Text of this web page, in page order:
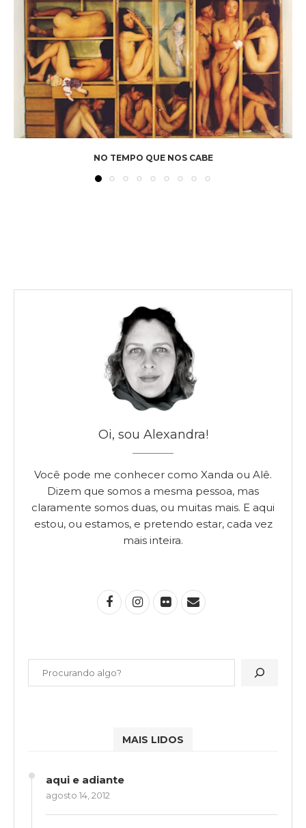
NO TEMPO QUE NOS CABE
Oi, sou Alexandra!
Você pode me conhecer como Xanda ou Alê.
Dizem que somos a mesma pessoa, mas
claramente somos duas, ou muitas mais. E aqui
estou, ou estamos, e pretendo estar, cada vez
mais inteira.
MAIS LIDOS
aqui e adiante
agosto 14, 2012